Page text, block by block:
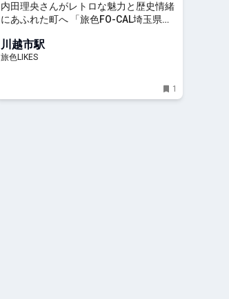
内田理央さんがレトロな魅力と歴史情緒
にあふれた町へ 「旅色FO-CAL埼玉県川
川越市駅
旅色LIKES
1